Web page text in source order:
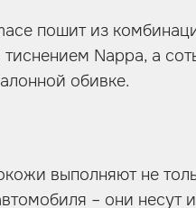
пошит из
Nappa, а
обивке.
выполняют не
– они несут